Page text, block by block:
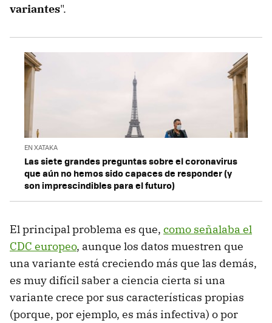
variantes".
EN XATAKA
Las siete grandes preguntas sobre el coronavirus
que aún no hemos sido capaces de responder (y
son imprescindibles para el futuro)
El principal problema es que, como señalaba el
CDC europeo, aunque los datos muestren que
una variante está creciendo más que las demás,
es muy difícil saber a ciencia cierta si una
variante crece por sus características propias
(porque, por ejemplo, es más infectiva) o por